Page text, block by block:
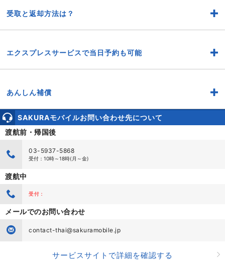
受取と返却方法は？
エクスプレスサービスで当日予約も可能
あんしん補償
SAKURAモバイルお問い合わせ先について
渡航前・帰国後
03-5937-5868
受付：10時～18時(月～金)
渡航中
受付：
メールでのお問い合わせ
contact-thai@sakuramobile.jp
サービスサイトで詳細を確認する